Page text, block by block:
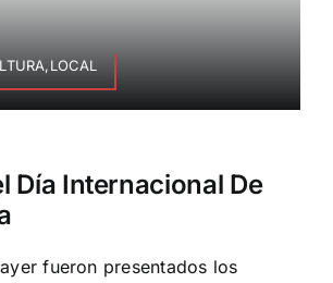
Día Internacional De
fueron presentados los